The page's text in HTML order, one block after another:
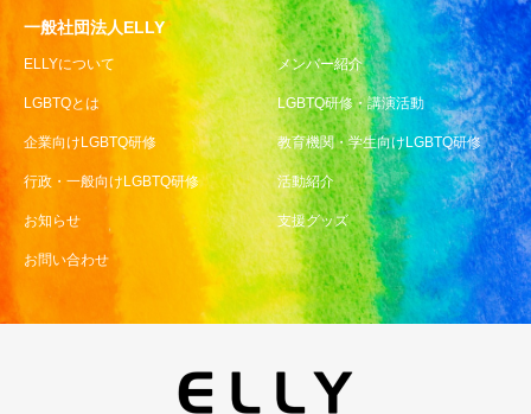
一般社団法人ELLY
ELLYについて メンバー紹介
LGBTQとは LGBTQ研修・講演活動
企業向けLGBTQ研修 教育機関・学生向けLGBTQ研修
行政・一般向けLGBTQ研修 活動紹介
お知らせ 支援グッズ
お問い合わせ